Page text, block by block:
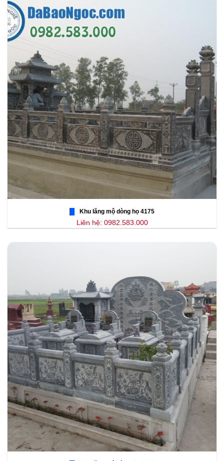
Khu lăng mộ dòng họ 4175
Liên hệ: 0982.583.000